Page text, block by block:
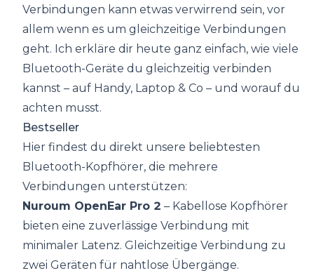
Verbindungen kann etwas verwirrend sein, vor
allem wenn es um gleichzeitige Verbindungen
geht. Ich erkläre dir heute ganz einfach, wie viele
Bluetooth-Geräte du gleichzeitig verbinden
kannst – auf Handy, Laptop & Co – und worauf du
achten musst.
Bestseller
Hier findest du direkt unsere beliebtesten
Bluetooth-Kopfhörer, die mehrere
Verbindungen unterstützen:
Nuroum OpenEar Pro 2 – Kabellose Kopfhörer
bieten eine zuverlässige Verbindung mit
minimaler Latenz. Gleichzeitige Verbindung zu
zwei Geräten für nahtlose Übergänge.